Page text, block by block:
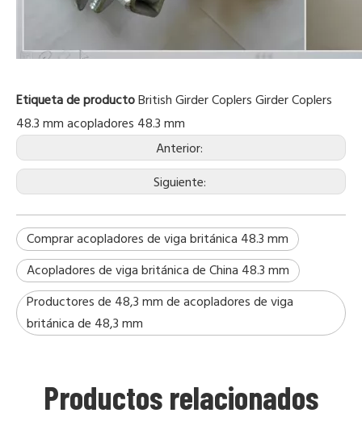
Etiqueta de productoBritish Girder Coplers Girder Coplers
48.3 mm acopladores 48.3 mm
Anterior:
Siguiente:
Comprar acopladores de viga británica 48.3 mm
Acopladores de viga británica de China 48.3 mm
Productores de 48,3 mm de acopladores de viga
británica de 48,3 mm
Productos relacionados